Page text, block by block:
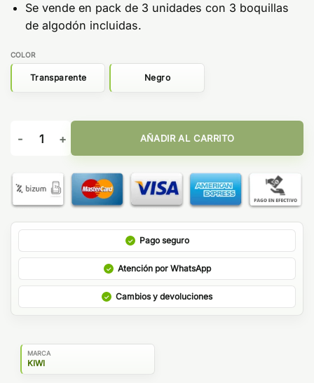
Se vende en pack de 3 unidades con 3 boquillas
de algodón incluidas.
COLOR
Transparente Negro
AÑADIR AL CARRITO
Pago seguro
Atención por WhatsApp
Cambios y devoluciones
MARCA
KIWI